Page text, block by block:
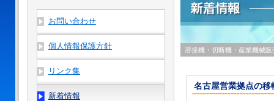
溶接機・切断機・産業機械
名古屋営業拠点の
お問い合わせ
個人情報保護方針
リンク集
新着情報